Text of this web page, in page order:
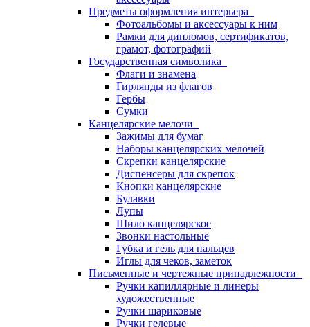
Предметы оформления интерьера
Фотоальбомы и аксессуары к ним
Рамки для дипломов, сертификатов,
грамот, фотографий
Государственная символика
Флаги и знамена
Гирлянды из флагов
Гербы
Сумки
Канцелярские мелочи
Зажимы для бумаг
Наборы канцелярских мелочей
Скрепки канцелярские
Диспенсеры для скрепок
Кнопки канцелярские
Булавки
Лупы
Шило канцелярское
Звонки настольные
Губка и гель для пальцев
Иглы для чеков, заметок
Письменные и чертежные принадлежности
Ручки капиллярные и линеры
художественные
Ручки шариковые
Ручки гелевые